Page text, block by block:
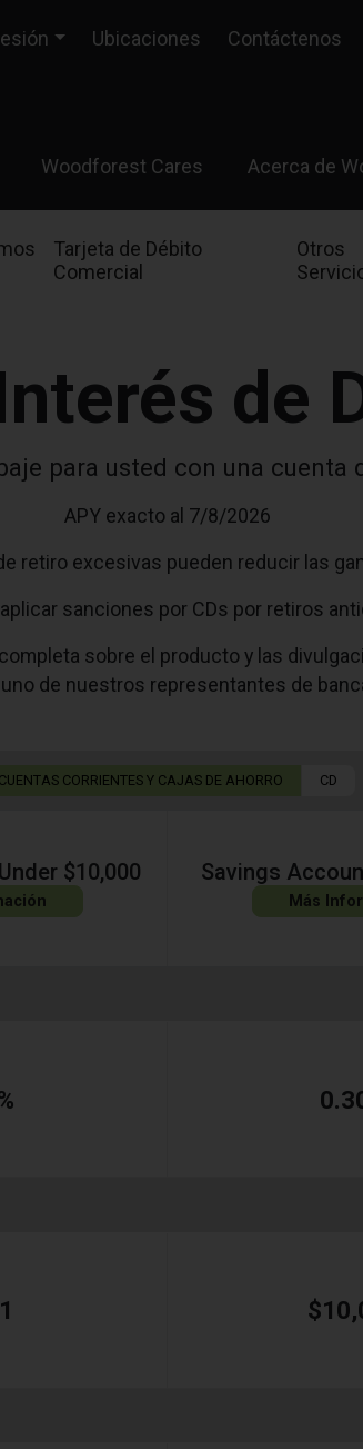
Ubicaciones Contáctenos
Woodforest Cares Acerca de
Tarjeta de Débito
Comercial
Otros
de
para usted con una cuenta
APY exacto al 7/8/2026
retiro excesivas pueden reducir las
sanciones por CDs por retiros
sobre el producto y las
de nuestros representantes de
CUENTAS CORRIENTES Y CAJAS DE AHORRO CD
$10,000 Savings
Más